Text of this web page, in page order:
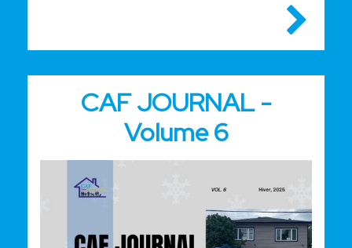
CAF JOURNAL -
Volume 6